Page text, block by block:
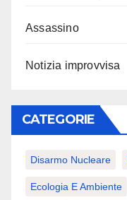
Assassino
Notizia improvvisa
CATEGORIE
Disarmo Nucleare
Ecologia E Ambiente